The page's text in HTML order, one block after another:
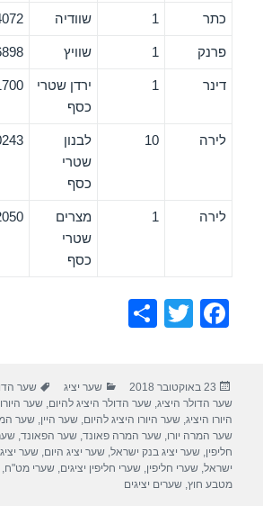
כתר 1 שוודיה
פרנק 1 שוויץ
דינר 1
ירדן שטרי
כסף
לירה 10
לבנון
שטרי
כסף
לירה 1
מצרים
שטרי
כסף
F
e
b
o
o
T
er
e
פורסם
בתאריך
23 באוקטובר 2018 קטגוריות
שער יציג תגיות
שער
שער הדולר היציג,שער הדולר היציג להיום,שער היורו
היורו היציג,שער היורו היציג להיום,שער היין,שער
שער המרה יורו,שער המרה פאונד,שער הפאונד,
חליפין,שער יציג בנק ישראל,שער יציג היום,שער
ישראל,שערי חליפין,שערי חליפין יציגים,שערי מט"ח
מטבע חוץ,שערים יציגים